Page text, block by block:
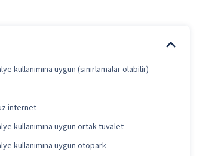
kullanımına uygun (sınırlamalar olabilir)
internet
kullanımına uygun ortak tuvalet
kullanımına uygun otopark